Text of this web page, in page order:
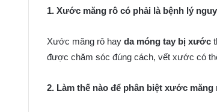
1. Xước măng rô có phải là bệnh lý
Xước măng rô hay da móng tay bị xước
được chăm sóc đúng cách, vết xước có
2. Làm thế nào để phân biệt xước